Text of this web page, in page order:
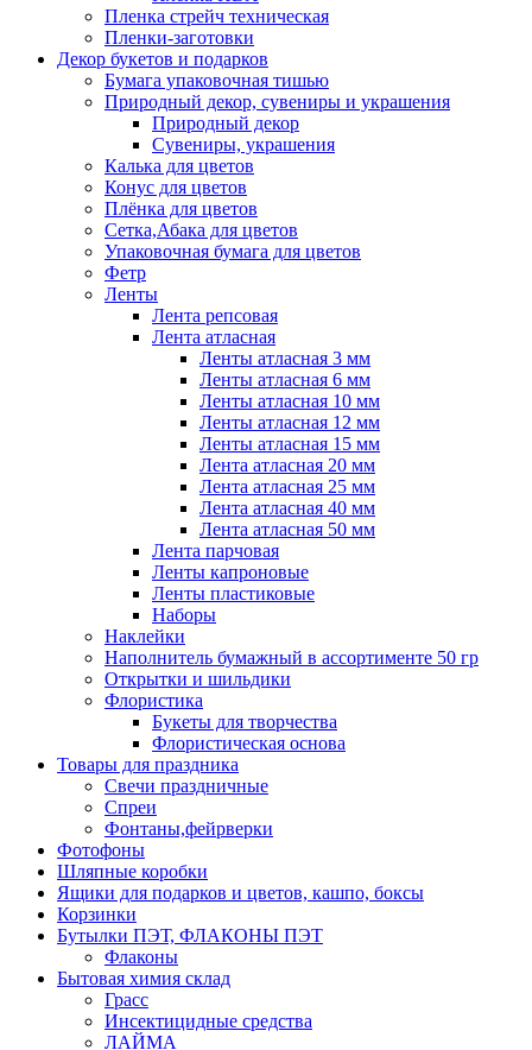
Пленка стрейч техническая
Пленки-заготовки
Декор букетов и подарков
Бумага упаковочная тишью
Природный декор, сувениры и украшения
Природный декор
Сувениры, украшения
Калька для цветов
Конус для цветов
Плёнка для цветов
Сетка,Абака для цветов
Упаковочная бумага для цветов
Фетр
Ленты
Лента репсовая
Лента атласная
Ленты атласная 3 мм
Ленты атласная 6 мм
Ленты атласная 10 мм
Ленты атласная 12 мм
Ленты атласная 15 мм
Лента атласная 20 мм
Лента атласная 25 мм
Лента атласная 40 мм
Лента атласная 50 мм
Лента парчовая
Ленты капроновые
Ленты пластиковые
Наборы
Наклейки
Наполнитель бумажный в ассортименте 50 гр
Открытки и шильдики
Флористика
Букеты для творчества
Флористическая основа
Товары для праздника
Свечи праздничные
Спреи
Фонтаны,фейрверки
Фотофоны
Шляпные коробки
Ящики для подарков и цветов, кашпо, боксы
Корзинки
Бутылки ПЭТ, ФЛАКОНЫ ПЭТ
Флаконы
Бытовая химия склад
Грасс
Инсектицидные средства
ЛАЙМА